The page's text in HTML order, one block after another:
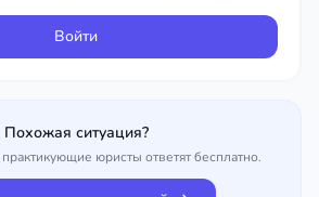
Войти
Похожая ситуация?
юристы ответят бесплатно.